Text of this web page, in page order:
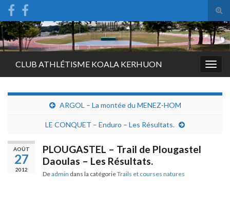
Search for:
CLUB ATHLÉTISME KOALA KERHUON
ARGOL – La montée du MENEZ-HOM
LE CONQUET – Enduro – Les Résultats.
AOÛT
27
2012
PLOUGASTEL – Trail de Plougastel
Daoulas – Les Résultats.
Deadmin dans la catégorieTrails et courses natures